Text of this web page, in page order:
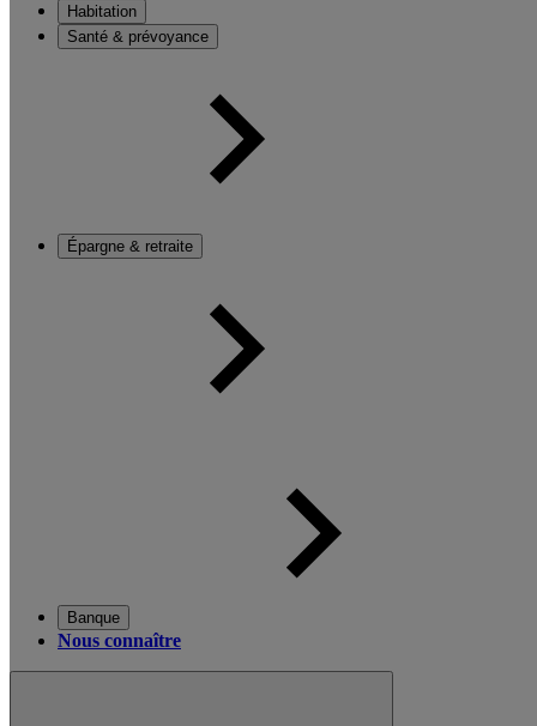
Habitation
Santé & prévoyance
Épargne & retraite
Banque
Nous connaître